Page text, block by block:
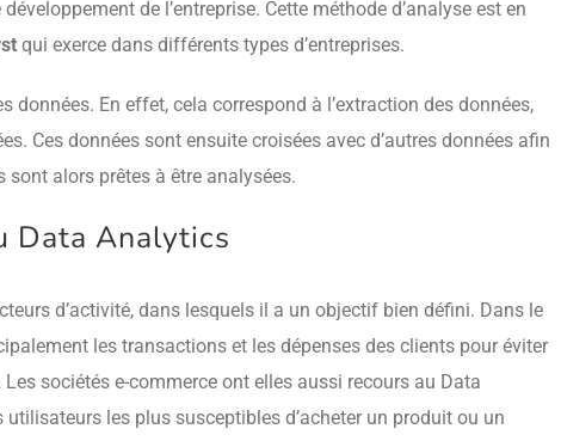
de l’entreprise. Cette méthode d’analyse est en
qui exerce dans différents types d’entreprises.
données. En effet, cela correspond à l’extraction des données,
Ces données sont ensuite croisées avec d’autres données afin
sont alors prêtes à être analysées.
Data Analytics
d’activité, dans lesquels il a un objectif bien défini. Dans le
les transactions et les dépenses des clients pour éviter
sociétés e-commerce ont elles aussi recours au Data
les plus susceptibles d’acheter un produit ou un